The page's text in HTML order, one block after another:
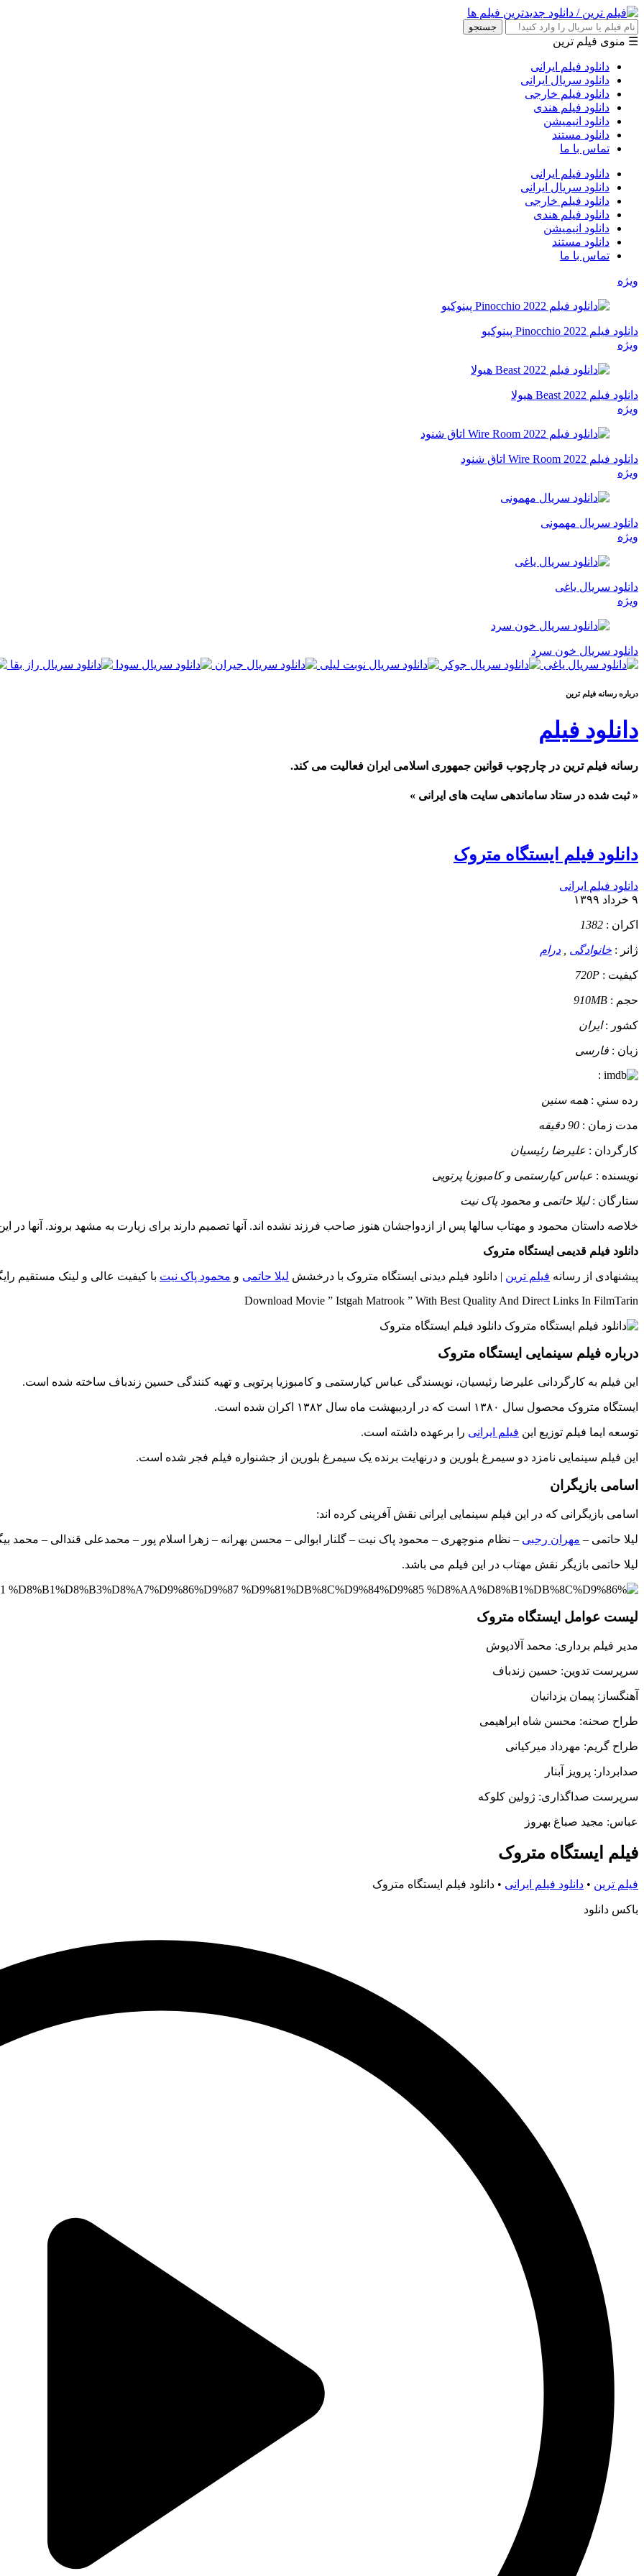
جستجو
☰ منوی فیلم ترین
دانلود فیلم ایرانی
دانلود سریال ایرانی
دانلود فیلم خارجی
دانلود فیلم هندی
دانلود انیمیشن
دانلود مستند
تماس با ما
دانلود فیلم ایرانی
دانلود سریال ایرانی
دانلود فیلم خارجی
دانلود فیلم هندی
دانلود انیمیشن
دانلود مستند
تماس با ما
ویژه
دانلود فیلم Pinocchio 2022 پینوکیو
ویژه
دانلود فیلم Beast 2022 هیولا
ویژه
دانلود فیلم Wire Room 2022 اتاق شنود
ویژه
دانلود سریال مهمونی
ویژه
دانلود سریال یاغی
ویژه
دانلود سریال خون سرد
درباره رسانه فيلم ترين
دانلود فیلم
رسانه فیلم ترین در چارچوب قوانین جمهوری اسلامی ایران فعالیت می کند.
« ثبت شده در ستاد ساماندهی سایت های ایرانی »
دانلود فیلم ایستگاه متروک
دانلود فیلم ایرانی
۹ خرداد ۱۳۹۹
اکران : 1382
ژانر : خانوادگی درام
کيفيت : 720P
حجم : 910MB
کشور :ایران
زبان : فارسی
:
رده سني : همه سنین
مدت زمان : 90 دقیقه
کارگردان : علیرضا رئیسیان
نويسنده : عباس کیارستمی و کامبوزیا پرتویی
ستارگان :لیلا حاتمی و محمود پاک نیت
خلاصه داستان محمود و مهتاب سالها پس از ازدواجشان هنوز صاحب فرزند نشده اند. آنها تصمیم دارند برای زیارت به مشهد بروند. آنها در
دانلود فیلم قدیمی ایستگاه متروک
پیشنهادی از رسانه فیلم ترین | دانلود فیلم دیدنی ایستگاه متروک با درخشش لیلا حاتمی و محمود پاک نیت با کیفیت عالی و لینک مستقیم
Download Movie ” Istgah Matrook ” With Best Quality And Direct Links In FilmTarin
درباره فیلم سینمایی ایستگاه متروک
این فیلم به کارگردانی علیرضا رئیسیان، نویسندگی عباس کیارستمی و کامبوزیا پرتویی و تهیه کنندگی حسین زندباف ساخته شده است.
ایستگاه متروک محصول سال ۱۳۸۰ است که در اردیبهشت ماه سال ۱۳۸۲ اکران شده است.
توسعه ایما فیلم توزیع این فیلم ایرانی را برعهده داشته است.
این فیلم سینمایی نامزد دو سیمرغ بلورین و درنهایت برنده یک سیمرغ بلورین از جشنواره فیلم فجر شده است.
اسامی بازیگران
اسامی بازیگرانی که در این فیلم سینمایی ایرانی نقش آفرینی کرده اند:
لیلا حاتمی – مهران رجبی – نظام منوچهری – محمود پاک نیت – گلنار ابوالی – محسن بهرانه – زهرا اسلام پور – محمدعلی قندالی –
لیلا حاتمی بازیگر نقش مهتاب در این فیلم می باشد.
لیست عوامل ایستگاه متروک
مدیر فیلم برداری: محمد آلادپوش
سرپرست تدوین: حسین زندباف
آهنگساز: پیمان یزدانیان
طراح صحنه: محسن شاه ابراهیمی
طراح گریم: مهرداد میرکیانی
صدابردار: پرویز آبنار
سرپرست صداگذاری: ژولین کلوکه
عباس: مجید صباغ بهروز
فیلم ایستگاه متروک
فیلم ترین • دانلود فیلم ایرانی • دانلود فیلم ایستگاه متروک
باکس دانلود